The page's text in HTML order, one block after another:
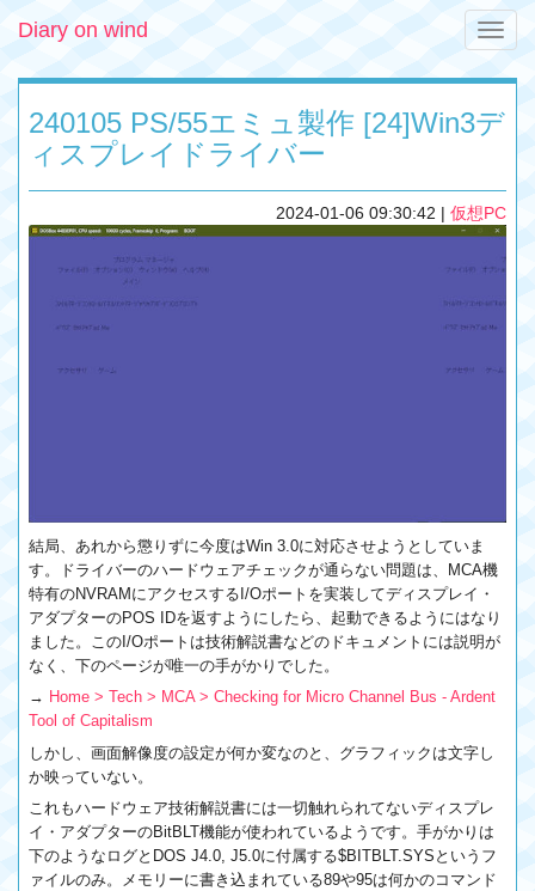
Toggle
Diary on wind
240105 PS/55エミュ製作 [24]Win3デ
ィスプレイドライバー
2024-01-06 09:30:42 | 仮想PC
結局、あれから懲りずに今度はWin 3.0に対応させようとしていま
す。ドライバーのハードウェアチェックが通らない問題は、MCA機
特有のNVRAMにアクセスするI/Oポートを実装してディスプレイ・
アダプターのPOS IDを返すようにしたら、起動できるようにはなり
ました。このI/Oポートは技術解説書などのドキュメントには説明が
なく、下のページが唯一の手がかりでした。
→ Home > Tech > MCA > Checking for Micro Channel Bus - Ardent
Tool of Capitalism
しかし、画面解像度の設定が何か変なのと、グラフィックは文字し
か映っていない。
これもハードウェア技術解説書には一切触れられてないディスプレ
イ・アダプターのBitBLT機能が使われているようです。手がかりは
下のようなログとDOS J4.0, J5.0に付属する$BITBLT.SYSというフ
ァイルのみ。メモリーに書き込まれている89や95は何かのコマンド